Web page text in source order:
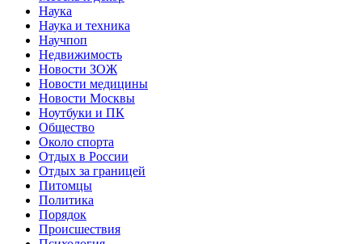
Наука
Наука и техника
Научпоп
Недвижимость
Новости ЗОЖ
Новости медицины
Новости Москвы
Ноутбуки и ПК
Общество
Около спорта
Отдых в России
Отдых за границей
Питомцы
Политика
Порядок
Происшествия